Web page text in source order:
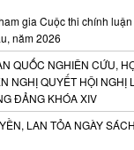
gia Cuộc thi chính
năm 2026
QUỐC NGHIÊN CỨU,
NGHỊ QUYẾT HỘI NGHỊ
ĐẢNG KHÓA XIV
LAN TỎA NGÀY